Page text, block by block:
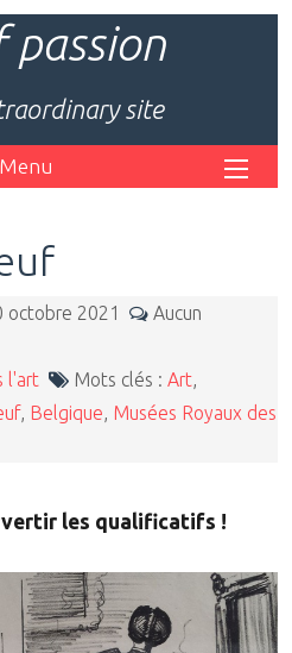
passion
site
Menu
octobre 2021
Aucun
l'art Mots clés : Art
, Belgique Musées Royaux des
les qualificatifs !